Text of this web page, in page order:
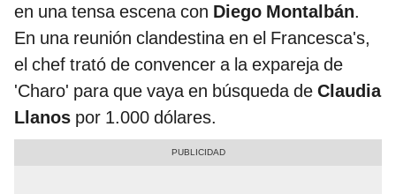
en una tensa escena con Diego Montalbán.
En una reunión clandestina en el Francesca's,
el chef trató de convencer a la expareja de
'Charo' para que vaya en búsqueda de Claudia
Llanos por 1.000 dólares.